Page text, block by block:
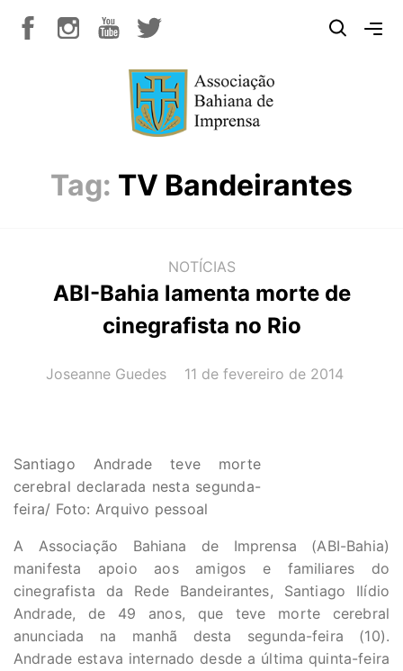
Tag: TV Bandeirantes
NOTÍCIAS
ABI-Bahia lamenta morte de
cinegrafista no Rio
AUTOR(A):
Joseanne Guedes DATA:
11 de fevereiro de 2014
Santiago Andrade teve morte
cerebral declarada nesta segunda-
feira/ Foto: Arquivo pessoal
A Associação Bahiana de Imprensa (ABI-Bahia)
manifesta apoio aos amigos e familiares do
cinegrafista da Rede Bandeirantes, Santiago Ilídio
Andrade, de 49 anos, que teve morte cerebral
anunciada na manhã desta segunda-feira (10).
Andrade estava internado desde a última quinta-feira